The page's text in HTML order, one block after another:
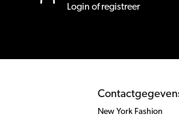
Login of registreer
New York Fashion